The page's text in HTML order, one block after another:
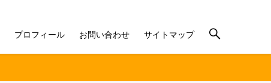
プロフィール お問い合わせ サイトマップ